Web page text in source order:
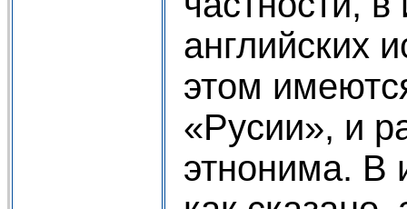
английских
этом
«Русии», и
этнонима. В